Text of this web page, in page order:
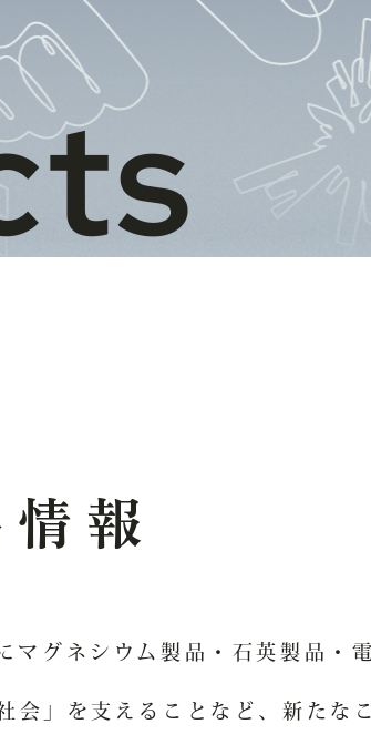
報
グネシウム製品・石英製品・
」を支えることなど、新たな